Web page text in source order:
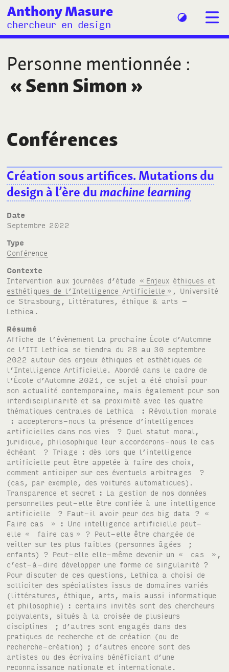
Anthony Masure
chercheur en design
Personne mentionnée :
«Senn Simon »
Conférences
Création sous artifices. Mutations du
design à l’ère dumachine learning
Date
septembre 2022
Type
Conférence
Contexte
Intervention aux journées d’étude « Enjeux éthiques et
esthétiques de l’Intelligence Artificielle »
, Université
de Strasbourg, Littératures, éthique & arts –
Lethica.
Résumé
Affiche de l’évènement La prochaine École d’Automne
de l’ITI Lethica se tiendra du 28 au 30 septembre
2022 autour des enjeux éthiques et esthétiques de
l’Intelligence Artificielle. Abordé dans le cadre de
l’École d’Automne 2021, ce sujet a été choisi pour
son actualité contemporaine, mais également pour son
interdisciplinarité et sa proximité avec les quatre
thématiques centrales de Lethica : Révolution morale
: accepterons-nous la présence d’intelligences
artificielles dans nos vies ? Quel statut moral,
juridique, philosophique leur accorderons-nous le cas
échéant ? Triage : dès lors que l’intelligence
artificielle peut être appelée à faire des choix,
comment anticiper sur ces éventuels arbitrages ?
(cas, par exemple, des voitures automatiques).
Transparence et secret : La gestion de nos données
personnelles peut-elle être confiée à une intelligence
artificielle ? Faut-il avoir peur des big data ? «
Faire cas » : Une intelligence artificielle peut-
elle « faire cas » ? Peut-elle être chargée de
veiller sur les plus faibles (personnes âgées ;
enfants) ? Peut-elle elle-même devenir un « cas »,
c’est-à-dire développer une forme de singularité ?
Pour discuter de ces questions, Lethica a choisi de
solliciter des spécialistes issus de domaines variés
(littératures, éthique, arts, mais aussi informatique
et philosophie) : certains invités sont des chercheurs
polyvalents, situés à la croisée de plusieurs
disciplines ; d’autres sont engagés dans des
pratiques de recherche et de création (ou de
recherche-création) ; d’autres encore sont des
artistes ou des écrivains bénéficiant d’une
reconnaissance nationale et internationale.